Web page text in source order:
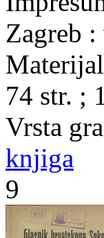
Zagreb
74 str. ;
Vrsta
knjiga
9